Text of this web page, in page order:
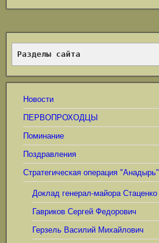
Разделы сайта
Новости
ПЕРВОПРОХОДЦЫ
Поминание
Поздравления
Стратегическая операция "Анадырь"
Доклад генерал-майора Стаценко
Гавриков Сергей Федорович
Герзель Василий Михайлович